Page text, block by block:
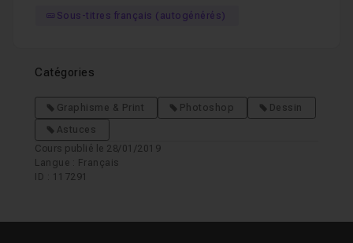
Sous-titres français (autogénérés)
Catégories
Graphisme & Print Photoshop
Dessin
Astuces
Cours publié le 28/01/2019
Langue : Français
ID : 117291